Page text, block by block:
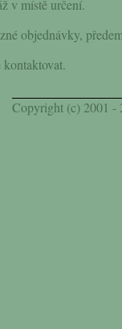
v místě určení.
objednávky,
kontaktovat.
Copyright (c) 2001 -